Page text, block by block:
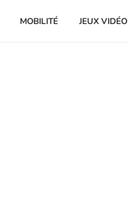
MOBILITÉ JEUX VIDÉO